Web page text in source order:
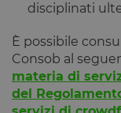
disciplinati
È possibile
Consob al
materia di
del